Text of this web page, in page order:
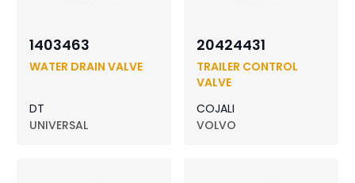
1403463
WATER DRAIN VALVE
DT
UNIVERSAL
20424431
TRAILER CONTROL
VALVE
COJALI
VOLVO